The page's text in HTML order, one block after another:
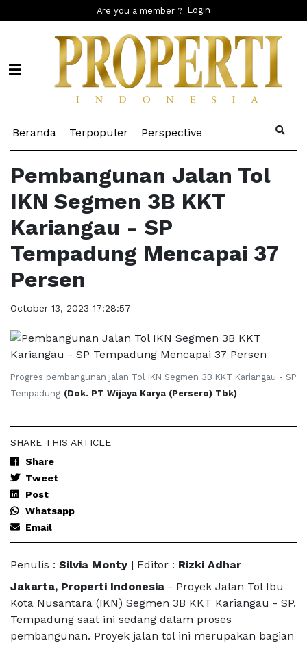
Are you a member ? Login
Beranda (current)
Terpopuler(current)
Perspective
Pembangunan Jalan Tol
IKN Segmen 3B KKT
Kariangau - SP
Tempadung Mencapai 37
Persen
October 13, 2023 17:28:57
Progres pembangunan jalan Tol IKN Segmen 3B KKT Kariangau - SP
Tempadung (Dok. PT Wijaya Karya (Persero) Tbk)
SHARE THIS ARTICLE
Share
Tweet
Post
Whatsapp
Email
Penulis : Silvia Monty | Editor : Rizki Adhar
Jakarta, Properti Indonesia - Proyek Jalan Tol Ibu
Kota Nusantara (IKN) Segmen 3B KKT Kariangau - SP.
Tempadung saat ini sedang dalam proses
pembangunan. Proyek jalan tol ini merupakan bagian